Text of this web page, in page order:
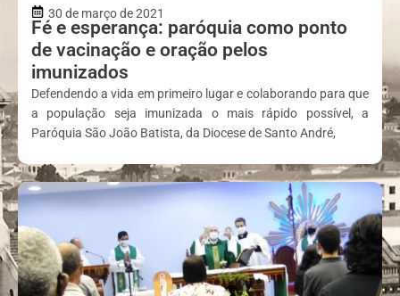
30 de março de 2021
Fé e esperança: paróquia como ponto
de vacinação e oração pelos
imunizados
Defendendo a vida em primeiro lugar e colaborando para que
a população seja imunizada o mais rápido possível, a
Paróquia São João Batista, da Diocese de Santo André,